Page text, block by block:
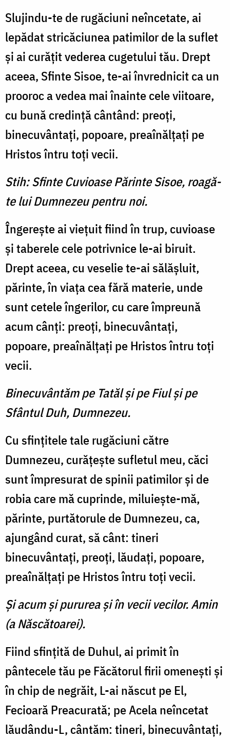
Slujindu-te de rugăciuni neîncetate, ai
lepădat stricăciunea patimilor de la suflet
şi ai curăţit vederea cugetului tău. Drept
aceea, Sfinte Sisoe, te-ai învrednicit ca un
prooroc a vedea mai înainte cele viitoare,
cu bună credinţă cântând: preoţi,
binecuvântaţi, popoare, preaînălţaţi pe
Hristos întru toţi vecii.
Stih: Sfinte Cuvioase Părinte Sisoe, roagă-
te lui Dumnezeu pentru noi.
Îngereşte ai vieţuit fiind în trup, cuvioase
şi taberele cele potrivnice le-ai biruit.
Drept aceea, cu veselie te-ai sălăşluit,
părinte, în viaţa cea fără materie, unde
sunt cetele îngerilor, cu care împreună
acum cânţi: preoţi, binecuvântaţi,
popoare, preaînălţaţi pe Hristos întru toţi
vecii.
Binecuvântăm pe Tatăl şi pe Fiul şi pe
Sfântul Duh, Dumnezeu.
Cu sfinţitele tale rugăciuni către
Dumnezeu, curăţeşte sufletul meu, căci
sunt împresurat de spinii patimilor şi de
robia care mă cuprinde, miluieşte-mă,
părinte, purtătorule de Dumnezeu, ca,
ajungând curat, să cânt: tineri
binecuvântaţi, preoţi, lăudaţi, popoare,
preaînălţaţi pe Hristos întru toţi vecii.
Şi acum şi pururea şi în vecii vecilor. Amin
(a Născătoarei).
Fiind sfinţită de Duhul, ai primit în
pântecele tău pe Făcătorul firii omeneşti şi
în chip de negrăit, L-ai născut pe El,
Fecioară Preacurată; pe Acela neîncetat
lăudându-L, cântăm: tineri, binecuvântaţi,